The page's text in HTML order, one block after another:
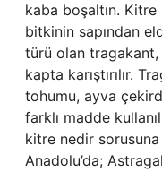
kaba boşaltın. Kitre
bitkinin sapından
türü olan
kapta karıştırılır.
tohumu, ayva
farklı madde
kitre nedir
Anadolu’da;